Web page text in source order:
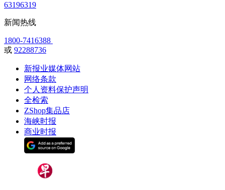
63196319
新闻热线
1800-7416388
或 92288736
新报业媒体网站
网络条款
个人资料保护声明
全检索
ZShop集品店
海峡时报
商业时报